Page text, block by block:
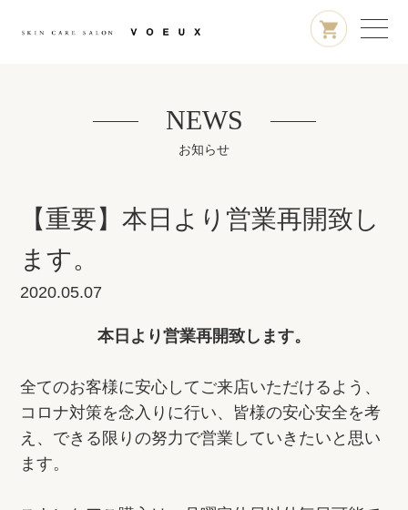
NEWS
お知らせ
【重要】本日より営業再開致し
ます。
2020.05.07
本日より営業再開致します。
全てのお客様に安心してご来店いただけるよう、
コロナ対策を念入りに行い、皆様の安心安全を考
え、できる限りの努力で営業していきたいと思い
ます。